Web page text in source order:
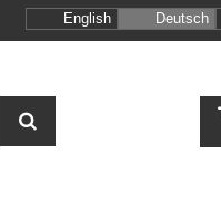
English Deutsch